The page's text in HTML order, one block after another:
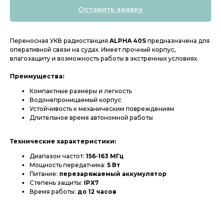
Оставить заявку
Переносная УКВ радиостанция ALPHA 40S предназначена для
оперативной связи на судах. Имеет прочный корпус,
влагозащиту и возможность работы в экстренных условиях.
Преимущества:
Компактные размеры и легкость
Водонепроницаемый корпус
Устойчивость к механическим повреждениям
Длительное время автономной работы
Технические характеристики:
Диапазон частот: 156-163 МГц
Мощность передатчика: 5 Вт
Питание: перезаряжаемый аккумулятор
Степень защиты: IPX7
Время работы: до 12 часов